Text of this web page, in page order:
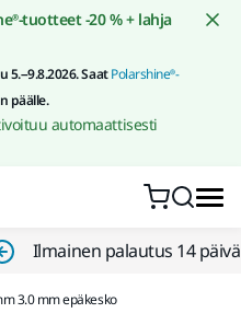
sisältöön
tuotteet -20 % + lahja
5.–9.8.2026. SaatPolarshine®-
päälle.
automaattisesti
Ilmainen palautus 14
3.0 mm epäkesko